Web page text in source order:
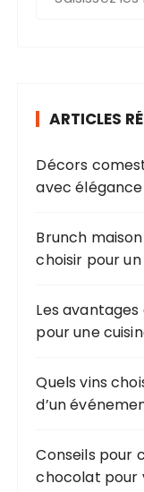
e
p
u
r
:
ARTICLES
Décors
avec élégance​
Brunch
choisir pour
Les
pour une
Quels vins
d’un
Conseils pour
chocolat pour